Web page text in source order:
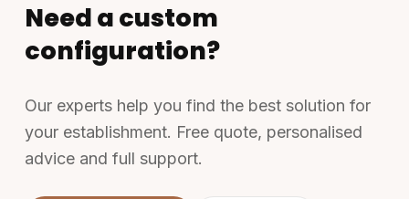
Need a custom
configuration?
Our experts help you find the best solution for
your establishment. Free quote, personalised
advice and full support.